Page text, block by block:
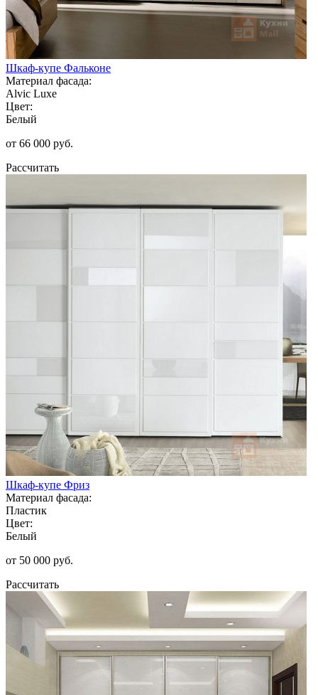
Шкаф-купе Фальконе
Материал фасада:
Alvic Luxe
Цвет:
Белый
от 66 000 руб.
Рассчитать
Шкаф-купе Фриз
Материал фасада:
Пластик
Цвет:
Белый
от 50 000 руб.
Рассчитать